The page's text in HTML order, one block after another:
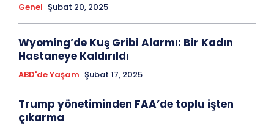
Genel Şubat 20, 2025
Wyoming’de Kuş Gribi Alarmı: Bir Kadın
Hastaneye Kaldırıldı
ABD'de Yaşam Şubat 17, 2025
Trump yönetiminden FAA’de toplu işten
çıkarma